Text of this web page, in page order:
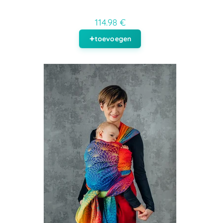
114.98 €
toevoegen